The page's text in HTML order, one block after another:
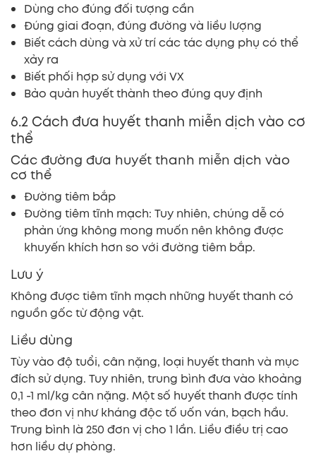
Dùng cho đúng đối tượng cần
Đúng giai đoạn, đúng đường và liều lượng
Biết cách dùng và xử trí các tác dụng phụ có thể
xảy ra
Biết phối hợp sử dụng với VX
Bảo quản huyết thành theo đúng quy định
6.2 Cách đưa huyết thanh miễn dịch vào cơ
thể
Các đường đưa huyết thanh miễn dịch vào
cơ thể
Đường tiêm bắp
Đường tiêm tĩnh mạch: Tuy nhiên, chúng dễ có
phản ứng không mong muốn nên không được
khuyến khích hơn so với đường tiêm bắp.
Lưu ý
Không được tiêm tĩnh mạch những huyết thanh có
nguồn gốc từ động vật.
Liều dùng
Tùy vào độ tuổi, cân nặng, loại huyết thanh và mục
đích sử dụng. Tuy nhiên, trung bình đưa vào khoảng
0,1 -1 ml/kg cân nặng. Một số huyết thanh được tính
theo đơn vị như kháng độc tố uốn ván, bạch hầu.
Trung bình là 250 đơn vị cho 1 lần. Liều điều trị cao
hơn liều dự phòng.